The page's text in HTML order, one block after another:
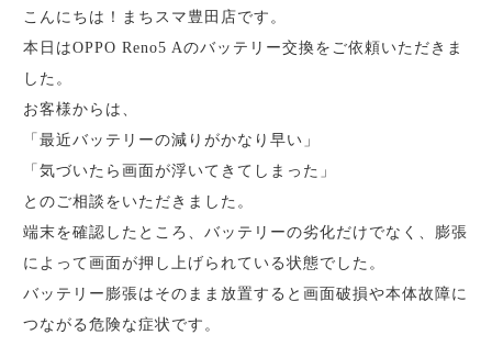
こんにちは！まちスマ豊田店です。
本日はOPPO Reno5 Aのバッテリー交換をご依頼いただきま
した。
お客様からは、
「最近バッテリーの減りがかなり早い」
「気づいたら画面が浮いてきてしまった」
とのご相談をいただきました。
端末を確認したところ、バッテリーの劣化だけでなく、膨張
によって画面が押し上げられている状態でした。
バッテリー膨張はそのまま放置すると画面破損や本体故障に
つながる危険な症状です。